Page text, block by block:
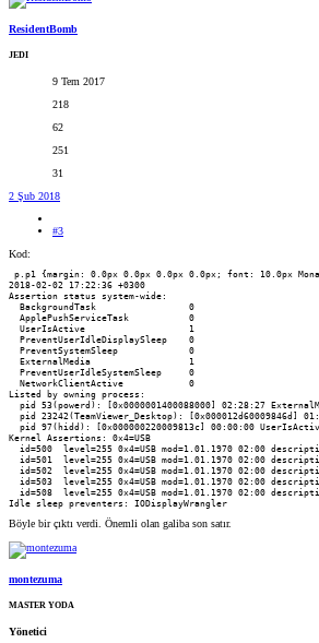
ResidentBomb
JEDI
9 Tem 2017
218
62
251
31
2 Şub 2018
#3
Kod:
p.p1 {margin: 0.0px 0.0px 0.0px 0.0px; font: 10.0px
2018-02-02 17:22:36 +0300
Assertion status system-wide:
  BackgroundTask                 0
  ApplePushServiceTask           0
  UserIsActive                   1
  PreventUserIdleDisplaySleep    0
  PreventSystemSleep             0
  ExternalMedia                  1
  PreventUserIdleSystemSleep     0
  NetworkClientActive            0
Listed by owning process:
pid 53(powerd): [0x0000001400088000] 02:28:27
pid 23242(TeamViewer_Desktop): [0x000012d60009846d]
pid 97(hidd): [0x000000220009813c] 00:00:00
Kernel Assertions: 0x4=USB
id=500  level=255 0x4=USB mod=1.01.1970 02:00
id=501  level=255 0x4=USB mod=1.01.1970 02:00
id=502  level=255 0x4=USB mod=1.01.1970 02:00
id=503  level=255 0x4=USB mod=1.01.1970 02:00
id=508  level=255 0x4=USB mod=1.01.1970 02:00
Idle sleep preventers: IODisplayWrangler
Böyle bir çıktı verdi. Önemli olan galiba son satır.
montezuma
MASTER YODA
Yönetici